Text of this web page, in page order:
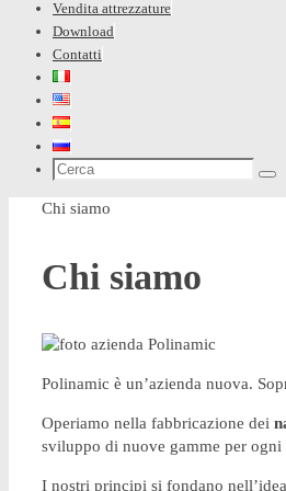
Vendita attrezzature
Download
Contatti
Cerca:
Home
Chi siamo
Chi siamo
Polinamic è un’azienda nuova.
Operiamo nella fabbricazione dei
sviluppo di nuove gamme per ogni
I nostri principi si fondano